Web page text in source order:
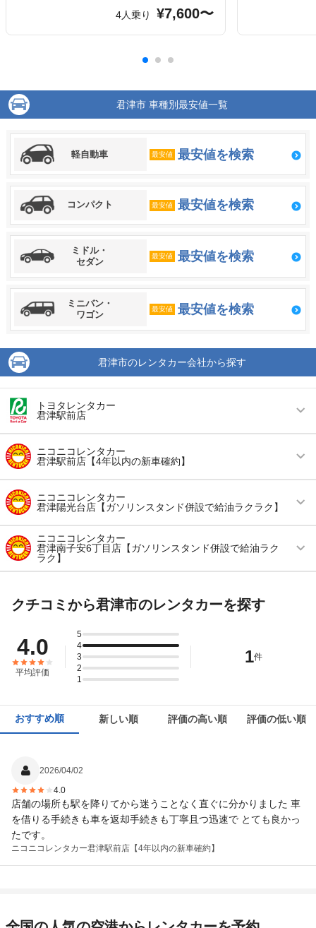
4人乗り
¥7,600〜
君津市 車種別最安値一覧
軽自動車 最安値 最安値を検索
コンパクト 最安値 最安値を検索
ミドル・
セダン
最安値 最安値を検索
ミニバン・
ワゴン
最安値 最安値を検索
君津市のレンタカー会社から探す
トヨタレンタカー
君津駅前店
営業時間 毎日 08:00 ～ 20:00
アクセス 君津駅より徒歩で約4分（送迎なし）
住所 千葉県君津市東坂田4-1-7
この店舗でレンタカーを探す
ニコニコレンタカー
君津駅前店【4年以内の新車確約】
営業時間
(月〜金) 08:00 ～ 20:00 / (土・日) 07:00 ～
20:00 / (祝) 08:00 ～ 20:00
アクセス 君津駅より徒歩で約1分（送迎なし）
住所 千葉県君津市中野1-2-6-B号
この店舗でレンタカーを探す
ニコニコレンタカー
君津陽光台店【ガソリンスタンド併設で給油ラクラク】
営業時間 毎日 07:00 ～ 21:00
アクセス
店舗詳細 店舗詳細ページはこちら
この店舗でレンタカーを探す
ニコニコレンタカー
君津南子安6丁目店【ガソリンスタンド併設で給油ラク
ラク】
アクセス 君津駅より車で約7分（送迎なし）
君津市南子安6-1-5
店舗詳細 店舗詳細ページはこちら
クチコミから君津市のレンタカーを探す
4.0
平均評価
5
4
3
2
1
1件
おすすめ順 新しい順 評価の高い順 評価の低い順
2026/04/02
4.0
店舗の場所も駅を降りてから迷うことなく直ぐに分かりました 車
を借りる手続きも車を返却手続きも丁寧且つ迅速で とても良かっ
たです。
ニコニコレンタカー君津駅前店【4年以内の新車確約】